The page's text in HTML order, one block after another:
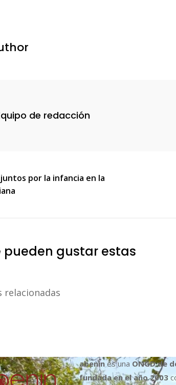
de redacción
juntos por la infancia en la
pueden gustar estas
relacionadas
abenines una ONGD de
fundada en el año 2003